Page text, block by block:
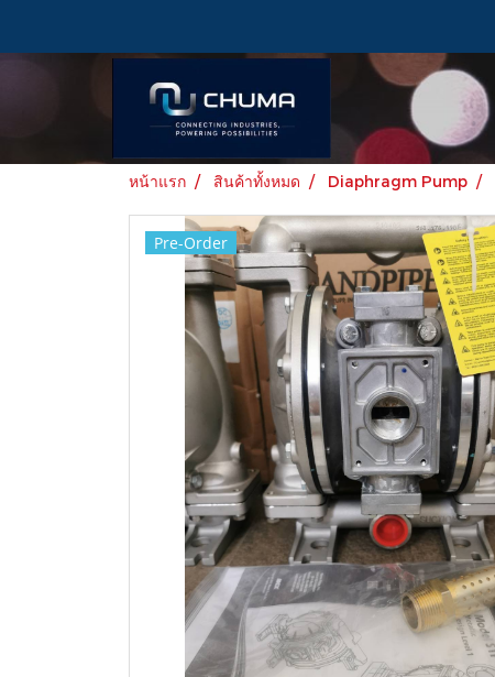
หน้าแรก สินค้าทั้งหมด Diaphragm Pump
Pre-Order